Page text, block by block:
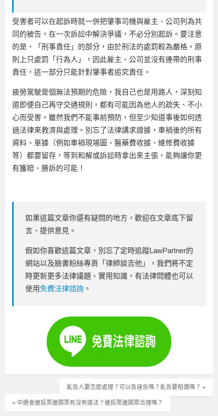
受害者可以在起訴時就一併把肇事司機與雇主、公司列為共
同的被告，在一次訴訟中解決爭議，不必分別起訴。要注意
的是，「刑事責任」的部分，由於刑法的處罰較為嚴格，原
則上只處罰「行為人」，因此雇主、公司並沒有連帶的刑事
責任，這一部分只能針對肇事者追究責任。
疲勞駕駛是個無法預期的危險，我自己也是用路人，深刻知
道即便自己再守交通規則，都有可能因為他人的疏失、不小
心而受害。雖然我們不能事前預防，但至少知道事後如何透
過法律來救濟與處理。別忘了法律講求證據，車禍後的所有
資料、單據（例如車禍現場圖、醫藥費收據、維修費收據
等）都要留存，等到和解或訴訟時拿出來主張，能夠讓你更
有獲賠、勝訴的可能！
如果這篇文章你還有疑問的地方，歡迎在文章底下留
言、提供意見。
假如你喜歡這篇文章，別忘了定時追蹤LawPartner的
網站以及臉書粉絲專頁「律師談吉他」，我們將不定
時更新更多法律議題、實用知識，有法律問體也可以
使用免費法律諮詢 。
亂告人要怎麼處理？可以告誣告嗎？亂告要賠償嗎？ »
« 中選會邊投票邊開票有沒有違法？邊投票邊開票合理嗎？